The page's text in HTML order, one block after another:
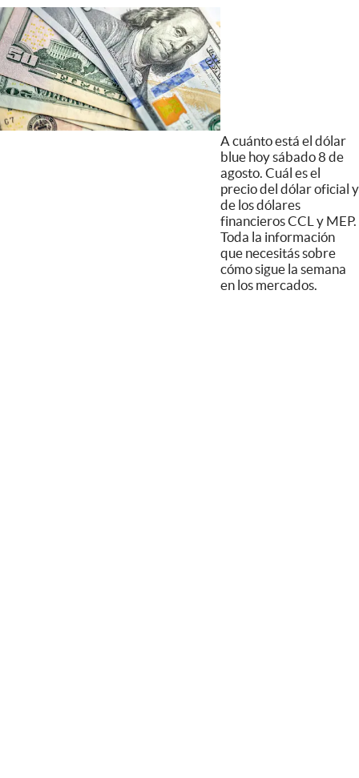
A cuánto está el dólar
blue hoy sábado 8 de
agosto. Cuál es el
precio del dólar oficial y
de los dólares
financieros CCL y MEP.
Toda la información
que necesitás sobre
cómo sigue la semana
en los mercados.